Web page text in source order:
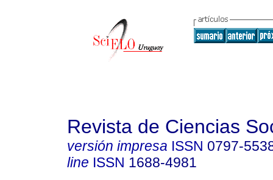
Revista de Ciencias
versión impresa ISSN 0797-
line ISSN 1688-4981